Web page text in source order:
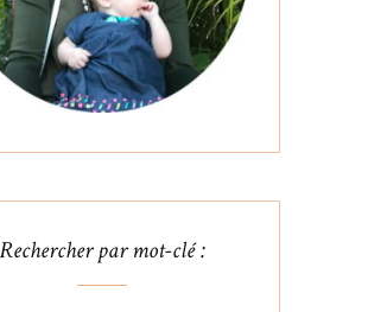
Rechercher par mot-clé :